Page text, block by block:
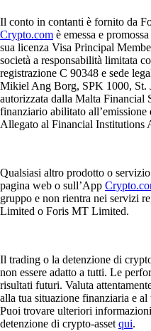
Il conto in contanti è fornito da
Crypto.com è emessa e
sua licenza Visa Principal
società a responsabilità limitata
registrazione C 90348 e sede
Mikiel Ang Borg, SPK 1000, St.
autorizzata dalla Malta Financial
finanziario abilitato
Allegato al Financial Institutions
Qualsiasi altro prodotto o
pagina web o sull’App
gruppo e non rientra nei servizi
Limited o Foris MT Limited.
Il trading o la detenzione di
non essere adatto a tutti. Le
risultati futuri. Valuta
alla tua situazione finanziaria e
Puoi trovare ulteriori
detenzione di crypto-asset qui.